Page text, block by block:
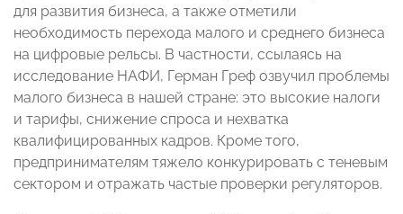
для развития бизнеса, а также отметили
необходимость перехода малого и среднего бизнеса
на цифровые рельсы. В частности, ссылаясь на
исследование НАФИ, Герман Греф озвучил проблемы
малого бизнеса в нашей стране: это высокие налоги
и тарифы, снижение спроса и нехватка
квалифицированных кадров. Кроме того,
предпринимателям тяжело конкурировать с теневым
сектором и отражать частые проверки регуляторов.